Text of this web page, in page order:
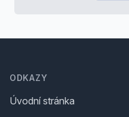
ODKAZY
Úvodní stránka